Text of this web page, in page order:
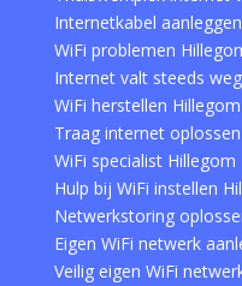
Internetkabel
WiFi problemen
Internet valt steeds
WiFi herstellen Hillegom
Traag internet
WiFi specialist Hillegom
Hulp bij WiFi instellen
Netwerkstoring
Eigen WiFi netwerk
Veilig eigen WiFi